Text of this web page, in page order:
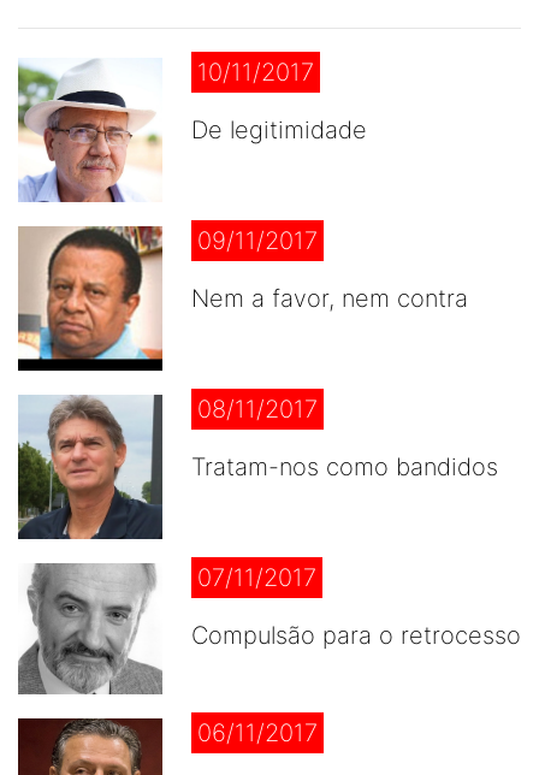
10/11/2017
De legitimidade
09/11/2017
Nem a favor, nem contra
08/11/2017
Tratam-nos como bandidos
07/11/2017
Compulsão para o retrocesso
06/11/2017